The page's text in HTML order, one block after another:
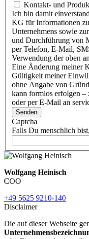
Kontakt- und
Ich bin damit
KG für Informationen
Unternehmens sowie
und Durchführung von
per Telefon, E-Mail,
Verwendung der oben
Eine Änderung meiner
Gültigkeit meiner
ohne Angabe von
kann formlos erfolgen –
oder per E-Mail an
Senden
Captcha
Falls Du menschlich
Wolfgang Heinisch
COO
+49 5625 9210-140
Disclaimer
Die auf dieser Webseite